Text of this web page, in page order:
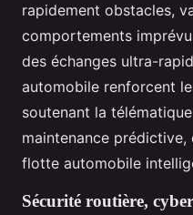
rapidement obstacles,
comportements
des échanges ultra-
automobile renforcent
soutenant la
maintenance
flotte automobile
Sécurité routière,